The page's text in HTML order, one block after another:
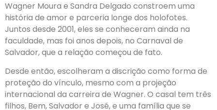
Wagner Moura e Sandra Delgado constroem uma
história de amor e parceria longe dos holofotes.
Juntos desde 2001, eles se conheceram ainda na
faculdade, mas foi anos depois, no Carnaval de
Salvador, que a relação começou de fato.
Desde então, escolheram a discrição como forma de
proteção do vínculo, mesmo com a projeção
internacional da carreira de Wagner. O casal tem três
filhos, Bem, Salvador e José, e uma família que se